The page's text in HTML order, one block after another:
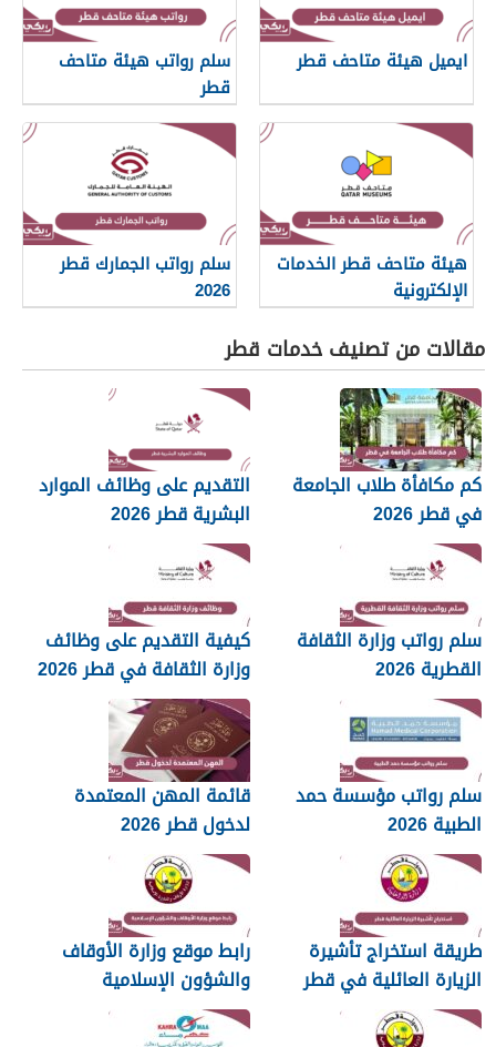
ايميل هيئة متاحف قطر
سلم رواتب هيئة متاحف
قطر
هيئة متاحف قطر الخدمات
الإلكترونية
سلم رواتب الجمارك قطر
2026
مقالات من تصنيف خدمات قطر
كم مكافأة طلاب الجامعة
في قطر 2026
التقديم على وظائف الموارد
البشرية قطر 2026
سلم رواتب وزارة الثقافة
القطرية 2026
كيفية التقديم على وظائف
وزارة الثقافة في قطر 2026
سلم رواتب مؤسسة حمد
الطبية 2026
قائمة المهن المعتمدة
لدخول قطر 2026
طريقة استخراج تأشيرة
الزيارة العائلية في قطر
2026
رابط موقع وزارة الأوقاف
والشؤون الإسلامية
islam.gov.qa